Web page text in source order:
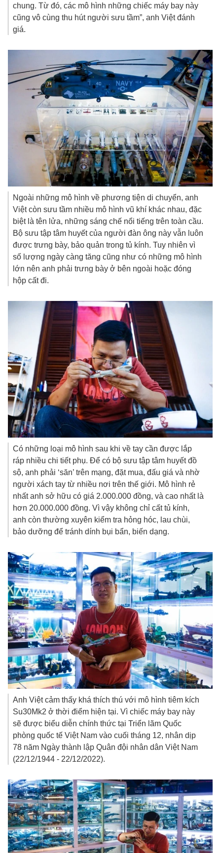
chung. Từ đó, các mô hình những chiếc máy bay này
cũng vô cùng thu hút người sưu tầm”, anh Việt đánh
giá.
Ngoài những mô hình về phương tiện di chuyển, anh
Việt còn sưu tầm nhiều mô hình vũ khí khác nhau, đặc
biệt là tên lửa, những sáng chế nổi tiếng trên toàn cầu.
Bộ sưu tập tâm huyết của người đàn ông này vẫn luôn
được trưng bày, bảo quản trong tủ kính. Tuy nhiên vì
số lượng ngày càng tăng cũng như có những mô hình
lớn nên anh phải trưng bày ở bên ngoài hoặc đóng
hộp cất đi.
Có những loại mô hình sau khi về tay cần được lắp
ráp nhiều chi tiết phụ. Để có bộ sưu tập tâm huyết đồ
sộ, anh phải ‘săn’ trên mạng, đặt mua, đấu giá và nhờ
người xách tay từ nhiều nơi trên thế giới. Mô hình rẻ
nhất anh sở hữu có giá 2.000.000 đồng, và cao nhất là
hơn 20.000.000 đồng. Vì vậy không chỉ cất tủ kính,
anh còn thường xuyên kiểm tra hỏng hóc, lau chùi,
bảo dưỡng để tránh dính bụi bẩn, biến dạng.
Anh Việt cảm thấy khá thích thú với mô hình tiêm kích
Su30Mk2 ở thời điểm hiện tại. Vì chiếc máy bay này
sẽ được biểu diễn chính thức tại Triển lãm Quốc
phòng quốc tế Việt Nam vào cuối tháng 12, nhân dịp
78 năm Ngày thành lập Quân đội nhân dân Việt Nam
(22/12/1944 - 22/12/2022).